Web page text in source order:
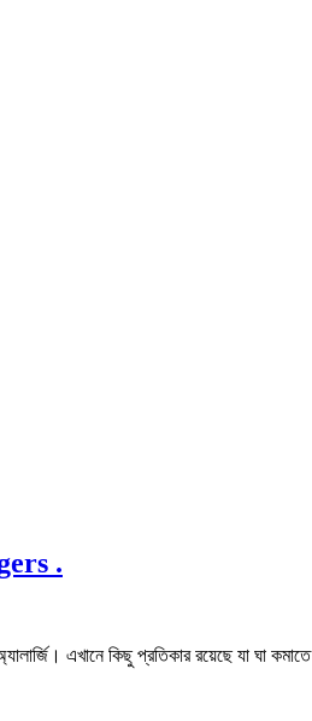
.
এখানে কিছু প্রতিকার রয়েছে যা ঘা কমাতে